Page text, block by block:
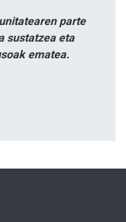
parte
sustatzea eta
ematea.